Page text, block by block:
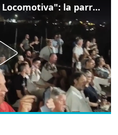
Marghera canta "La Locomotiva": la parrocchia della Cita ricorda Guccini